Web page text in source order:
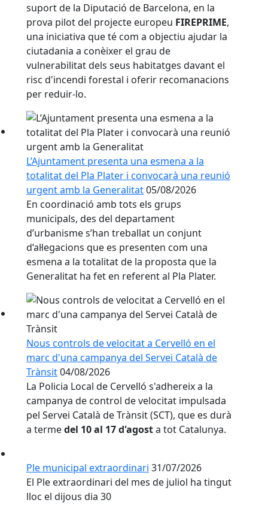
suport de la Diputació de Barcelona, en la
prova pilot del projecte europeu FIREPRIME,
una iniciativa que té com a objectiu ajudar la
ciutadania a conèixer el grau de
vulnerabilitat dels seus habitatges davant el
risc d'incendi forestal i oferir recomanacions
per reduir-lo.
L’Ajuntament presenta una esmena a la
totalitat del Pla Plater i convocarà una reunió
urgent amb la Generalitat05/08/2026
En coordinació amb tots els grups
municipals, des del departament
d’urbanisme s’han treballat un conjunt
d’al·legacions que es presenten com una
esmena a la totalitat de la proposta que la
Generalitat ha fet en referent al Pla Plater.
Nous controls de velocitat a Cervelló en el
marc d'una campanya del Servei Català de
Trànsit04/08/2026
La Policia Local de Cervelló s'adhereix a la
campanya de control de velocitat impulsada
pel Servei Català de Trànsit (SCT), que es durà
a termedel 10 al 17 d'agosta tot Catalunya.
Ple municipal extraordinari 31/07/2026
El Ple extraordinari del mes de juliol ha tingut
lloc el dijous dia 30